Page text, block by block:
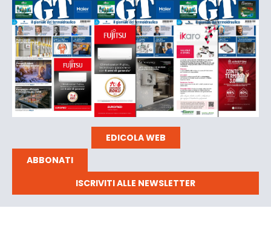
EDICOLA WEB
ABBONATI
ISCRIVITI ALLE NEWSLETTER